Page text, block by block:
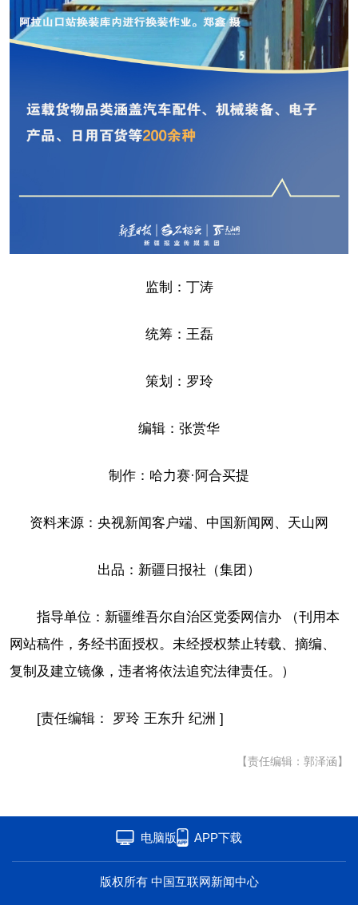
监制：丁涛
统筹：王磊
策划：罗玲
编辑：张赏华
制作：哈力赛·阿合买提
资料来源：央视新闻客户端、中国新闻网、天山网
出品：新疆日报社（集团）
指导单位：新疆维吾尔自治区党委网信办 （刊用本
网站稿件，务经书面授权。未经授权禁止转载、摘编、
复制及建立镜像，违者将依法追究法律责任。）
[责任编辑： 罗玲 王东升 纪洲 ]
【责任编辑：郭泽涵】
电脑版 APP下载
版权所有 中国互联网新闻中心